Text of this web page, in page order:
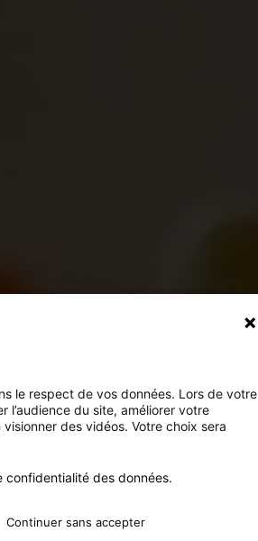
le respect de vos données. Lors de votre
l’audience du site, améliorer votre
des vidéos. Votre choix sera
confidentialité des données.
Continuer sans accepter